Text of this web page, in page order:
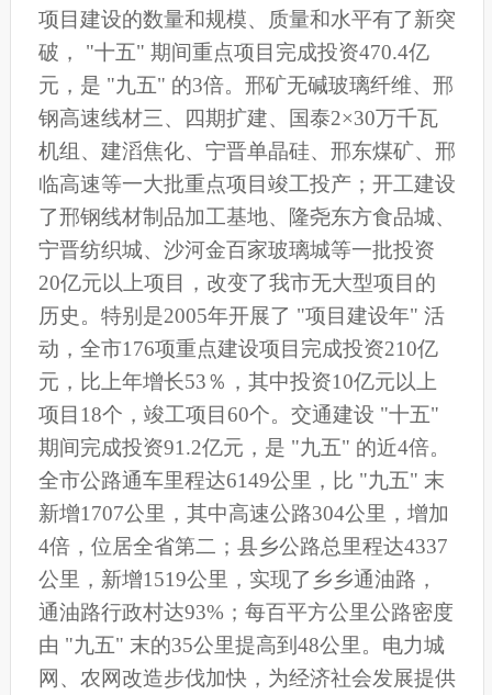
项目建设的数量和规模、质量和水平有了新突
破， "十五" 期间重点项目完成投资470.4亿
元，是 "九五" 的3倍。邢矿无碱玻璃纤维、邢
钢高速线材三、四期扩建、国泰2×30万千瓦
机组、建滔焦化、宁晋单晶硅、邢东煤矿、邢
临高速等一大批重点项目竣工投产；开工建设
了邢钢线材制品加工基地、隆尧东方食品城、
宁晋纺织城、沙河金百家玻璃城等一批投资
20亿元以上项目，改变了我市无大型项目的
历史。特别是2005年开展了 "项目建设年" 活
动，全市176项重点建设项目完成投资210亿
元，比上年增长53％，其中投资10亿元以上
项目18个，竣工项目60个。交通建设 "十五"
期间完成投资91.2亿元，是 "九五" 的近4倍。
全市公路通车里程达6149公里，比 "九五" 末
新增1707公里，其中高速公路304公里，增加
4倍，位居全省第二；县乡公路总里程达4337
公里，新增1519公里，实现了乡乡通油路，
通油路行政村达93%；每百平方公里公路密度
由 "九五" 末的35公里提高到48公里。电力城
网、农网改造步伐加快，为经济社会发展提供